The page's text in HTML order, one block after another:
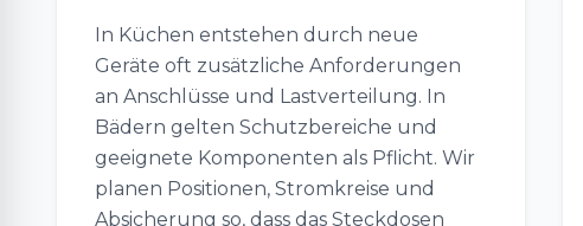
In Küchen entstehen durch neue
Geräte oft zusätzliche Anforderungen
an Anschlüsse und Lastverteilung. In
Bädern gelten Schutzbereiche und
geeignete Komponenten als Pflicht. Wir
planen Positionen, Stromkreise und
Absicherung so, dass das Steckdosen